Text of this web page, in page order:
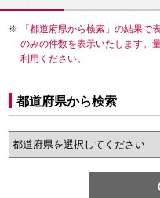
「都道府県から検索」の結果
のみの件数を表示いたします。
利用ください。
都道府県から検索